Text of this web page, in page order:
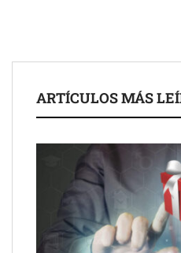
Gestoría Online reduce a unas
ARTÍCULOS MÁS